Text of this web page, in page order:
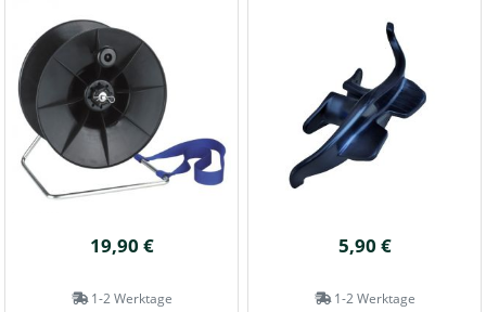
19,90 €
1-2 Werktage
5,90 €
1-2 Werktage